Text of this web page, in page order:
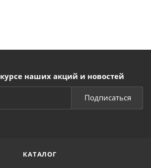
наших акций и новостей
Подписаться
КАТАЛОГ